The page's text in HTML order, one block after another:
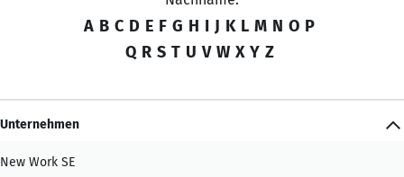
A B C D E F G H I J K L M N O P
Q R S T U V W X Y Z
Unternehmen
New Work SE